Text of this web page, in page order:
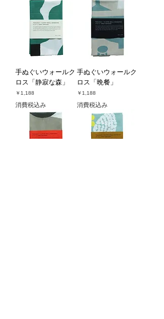
手ぬぐいウォールク
ロス「静寂な森」
価格
￥1,188
消費税込み
手ぬぐいウォールク
ロス「晩餐」
価格
￥1,188
消費税込み